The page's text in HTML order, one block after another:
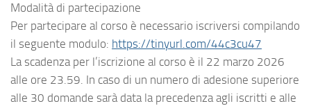
Modalità di partecipazione
Per partecipare al corso è necessario iscriversi compilando
il seguente modulo: https://tinyurl.com/44c3cu47
La scadenza per l’iscrizione al corso è il 22 marzo 2026
alle ore 23.59. In caso di un numero di adesione superiore
alle 30 domande sarà data la precedenza agli iscritti e alle